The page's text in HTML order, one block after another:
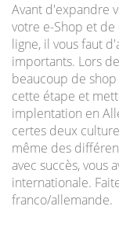
Avant d'expandre
votre e-Shop et
ligne, il vous faut
importants. Lors
beaucoup de
cette étape et
implentation en
certes deux
même des
avec succès, vous
internationale.
franco/allemande.